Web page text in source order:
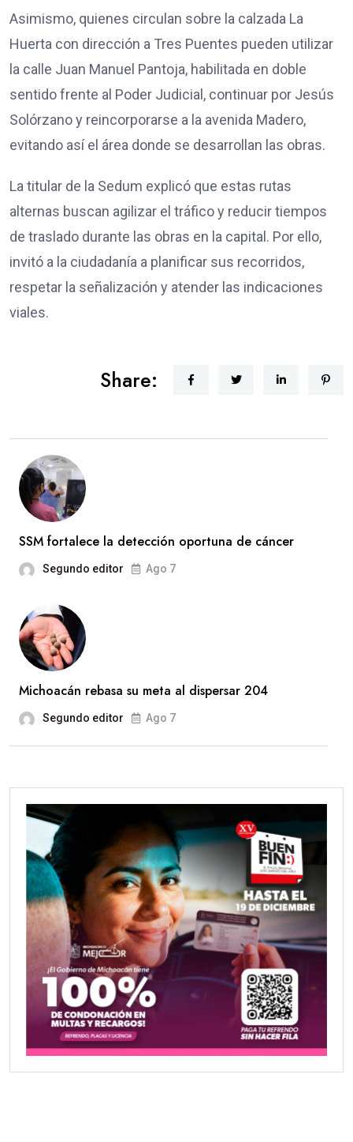
Asimismo, quienes circulan sobre la calzada La
Huerta con dirección a Tres Puentes pueden utilizar
la calle Juan Manuel Pantoja, habilitada en doble
sentido frente al Poder Judicial, continuar por Jesús
Solórzano y reincorporarse a la avenida Madero,
evitando así el área donde se desarrollan las obras.
La titular de la Sedum explicó que estas rutas
alternas buscan agilizar el tráfico y reducir tiempos
de traslado durante las obras en la capital. Por ello,
invitó a la ciudadanía a planificar sus recorridos,
respetar la señalización y atender las indicaciones
viales.
Share:
SSM fortalece la detección oportuna de cáncer
Segundo editor Ago 7
Michoacán rebasa su meta al dispersar 204
Segundo editor Ago 7